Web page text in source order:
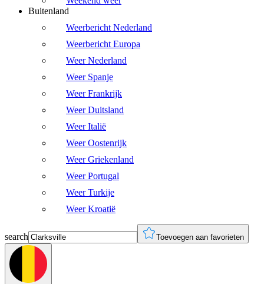
Buitenland
Weerbericht Nederland
Weerbericht Europa
Weer Nederland
Weer Spanje
Weer Frankrijk
Weer Duitsland
Weer Italië
Weer Oostenrijk
Weer Griekenland
Weer Portugal
Weer Turkije
Weer Kroatië
search Toevoegen aan favorieten